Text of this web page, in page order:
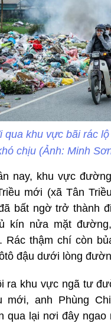
qua khu vực bãi rác
chịu (Ảnh: Minh
nay, khu vực
mới (xã Tân
bất ngờ trở thành
kín nửa mặt
Rác thậm chí còn
đậu dưới lòng
ra khu vực ngã tư
mới, anh Phùng
qua lại nơi đây ngao